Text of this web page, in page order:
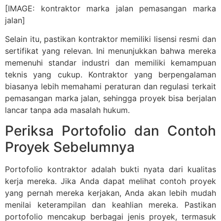
[IMAGE: kontraktor marka jalan pemasangan marka
jalan]
Selain itu, pastikan kontraktor memiliki lisensi resmi dan
sertifikat yang relevan. Ini menunjukkan bahwa mereka
memenuhi standar industri dan memiliki kemampuan
teknis yang cukup. Kontraktor yang berpengalaman
biasanya lebih memahami peraturan dan regulasi terkait
pemasangan marka jalan, sehingga proyek bisa berjalan
lancar tanpa ada masalah hukum.
Periksa Portofolio dan Contoh
Proyek Sebelumnya
Portofolio kontraktor adalah bukti nyata dari kualitas
kerja mereka. Jika Anda dapat melihat contoh proyek
yang pernah mereka kerjakan, Anda akan lebih mudah
menilai keterampilan dan keahlian mereka. Pastikan
portofolio mencakup berbagai jenis proyek, termasuk